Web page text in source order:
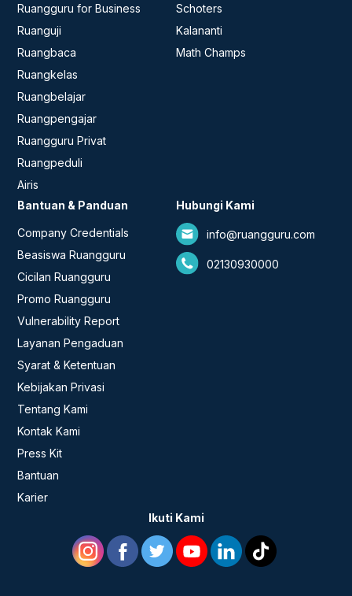
Ruangguru for Business
Ruanguji
Ruangbaca
Ruangkelas
Ruangbelajar
Ruangpengajar
Ruangguru Privat
Ruangpeduli
Airis
Schoters
Kalananti
Math Champs
Bantuan & Panduan
Company Credentials
Beasiswa Ruangguru
Cicilan Ruangguru
Promo Ruangguru
Vulnerability Report
Layanan Pengaduan
Syarat & Ketentuan
Kebijakan Privasi
Tentang Kami
Kontak Kami
Press Kit
Bantuan
Karier
Hubungi Kami
info@ruangguru.com
02130930000
Ikuti Kami